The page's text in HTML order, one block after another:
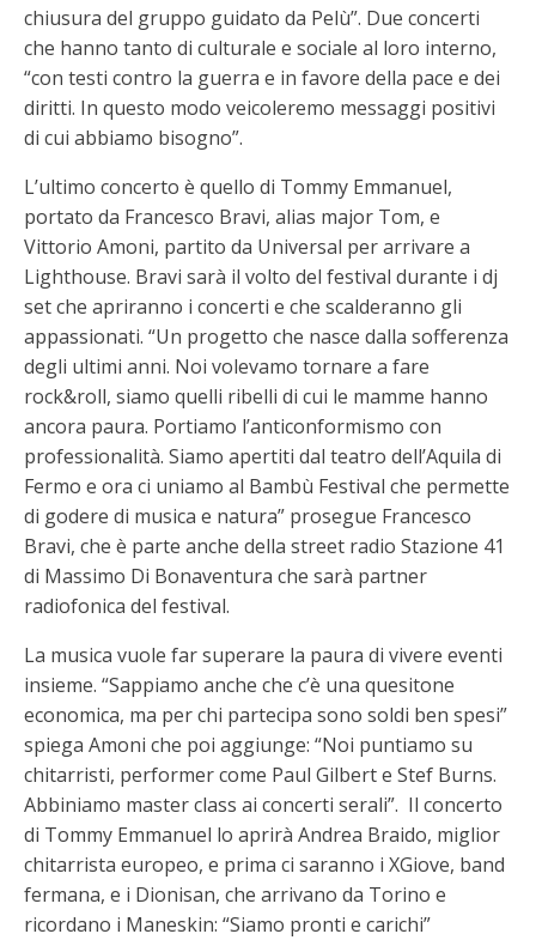
chiusura del gruppo guidato da Pelù”. Due concerti
che hanno tanto di culturale e sociale al loro interno,
“con testi contro la guerra e in favore della pace e dei
diritti. In questo modo veicoleremo messaggi positivi
di cui abbiamo bisogno”.
L’ultimo concerto è quello di Tommy Emmanuel,
portato da Francesco Bravi, alias major Tom, e
Vittorio Amoni, partito da Universal per arrivare a
Lighthouse. Bravi sarà il volto del festival durante i dj
set che apriranno i concerti e che scalderanno gli
appassionati. “Un progetto che nasce dalla sofferenza
degli ultimi anni. Noi volevamo tornare a fare
rock&roll, siamo quelli ribelli di cui le mamme hanno
ancora paura. Portiamo l’anticonformismo con
professionalità. Siamo apertiti dal teatro dell’Aquila di
Fermo e ora ci uniamo al Bambù Festival che permette
di godere di musica e natura” prosegue Francesco
Bravi, che è parte anche della street radio Stazione 41
di Massimo Di Bonaventura che sarà partner
radiofonica del festival.
La musica vuole far superare la paura di vivere eventi
insieme. “Sappiamo anche che c’è una quesitone
economica, ma per chi partecipa sono soldi ben spesi”
spiega Amoni che poi aggiunge: “Noi puntiamo su
chitarristi, performer come Paul Gilbert e Stef Burns.
Abbiniamo master class ai concerti serali”. Il concerto
di Tommy Emmanuel lo aprirà Andrea Braido, miglior
chitarrista europeo, e prima ci saranno i XGiove, band
fermana, e i Dionisan, che arrivano da Torino e
ricordano i Maneskin: “Siamo pronti e carichi”